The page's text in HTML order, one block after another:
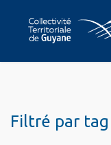
Filtré par